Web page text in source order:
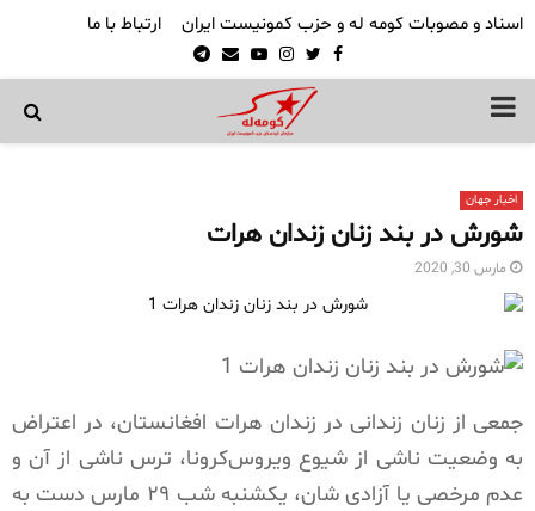
اسناد و مصوبات کومه له و حزب کمونیست ایران ارتباط با ما
Facebook
Twitter
Instagram
Youtube
Email
Telegram
PRIMARY
اخبار جهان
شورش در بند زنان زندان هرات
مارس 30, 2020
جمعی از زنان زندانی در زندان هرات افغانستان، در اعتراض
به وضعیت ناشی از شیوع ویروس‌کرونا، ترس ناشی از آن و
عدم مرخصی یا آزادی شان، یکشنبه شب ۲۹ مارس دست به